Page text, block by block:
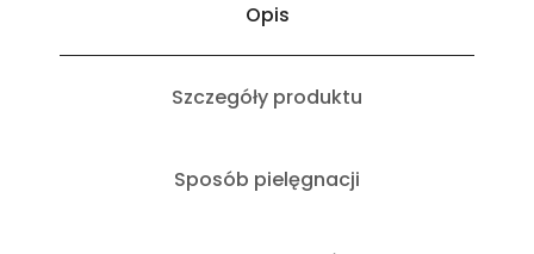
Opis
Szczegóły produktu
Sposób pielęgnacji